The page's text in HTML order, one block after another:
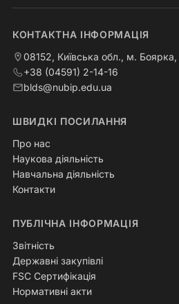
КОНТАКТНА ІНФОРМАЦІЯ
08152, Київська обл., м. Боярка,
+38 (04591) 2-14-16
blds@nubip.edu.ua
ШВИДКІ ПОСИЛАННЯ
Про нас
Наукова діяльність
Навчальна діяльність
Контакти
ПУБЛІЧНА ІНФОРМАЦІЯ
Звітність
Державні закупівлі
FSC Сертифікація
Нормативні акти